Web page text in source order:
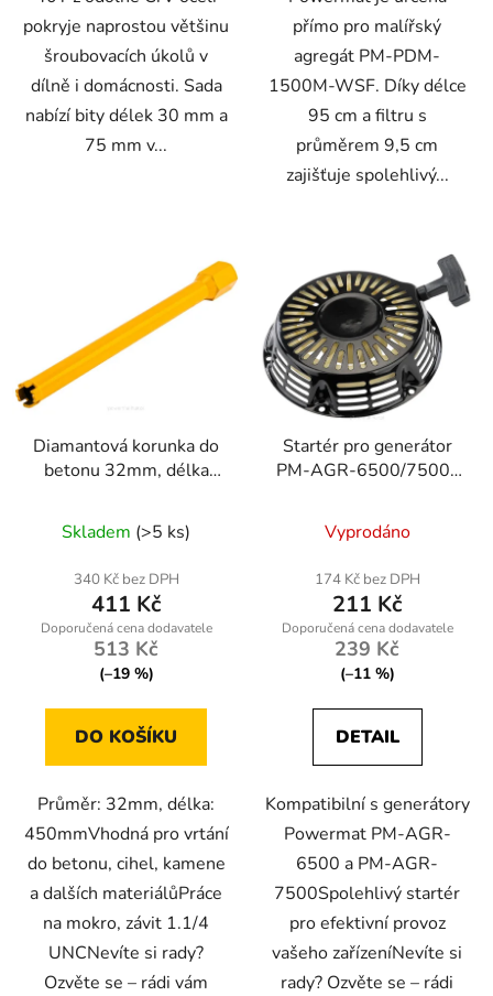
pokryje naprostou většinu
šroubovacích úkolů v
dílně i domácnosti. Sada
nabízí bity délek 30 mm a
75 mm v...
přímo pro malířský
agregát PM-PDM-
1500M-WSF. Díky délce
95 cm a filtru s
průměrem 9,5 cm
zajišťuje spolehlivý...
Diamantová korunka do
betonu 32mm, délka
UNC
Skladem (>5 ks)
340 Kč bez DPH
411 Kč
513 Kč
(–19 %)
DO KOŠÍKU
Průměr: 32mm, délka:
450mmVhodná pro vrtání
do betonu, cihel, kamene
a dalších materiálůPráce
na mokro, závit 1.1/4
UNCNevíte si rady?
Ozvěte se – rádi vám
Startér pro generátor
PM-AGR-6500/7500-
Vyprodáno
174 Kč bez DPH
211 Kč
239 Kč
(–11 %)
DETAIL
Kompatibilní s generátory
Powermat PM-AGR-
6500 a PM-AGR-
7500Spolehlivý startér
pro efektivní provoz
vašeho zařízeníNevíte si
rady? Ozvěte se – rádi